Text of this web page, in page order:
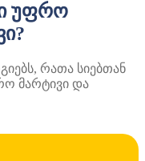
უფრო
რათა სიებთან
მარტივი და